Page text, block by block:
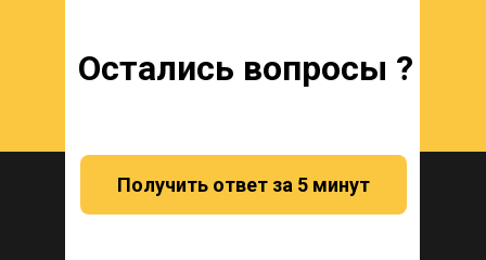
Получить ответ за 5 минут
Остались вопросы ?